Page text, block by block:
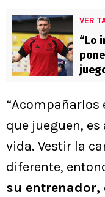
VER
“Lo
“Acompañarlos
que jueguen,
vida. Vestir la
diferente,
su entrenador,